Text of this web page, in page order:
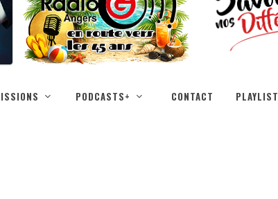
PODCASTS+ CONTACT PLAYLIST